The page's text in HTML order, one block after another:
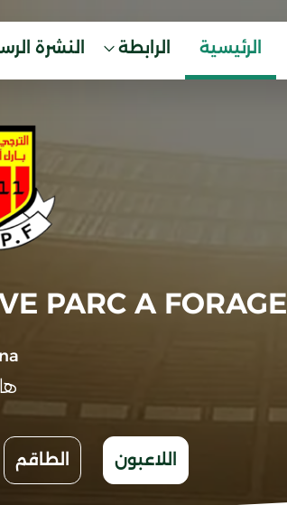
الرئيسية الرابطة النشرة
PARC A FORAGE
اللاعبون الطاقم